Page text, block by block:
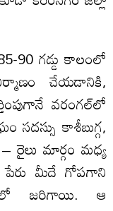
90 గడ్డు కాలంలో
చేయడానికి,
వరంగల్‌లో
సదస్సు కాశీబుగ్గ,
రైలు మార్గం మధ్య
పేరు మీదే గోపగాని
జరిగాయి. ఆ